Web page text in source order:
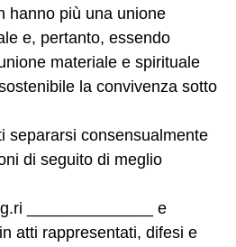
hanno più una unione
e, pertanto, essendo
materiale e spirituale
la convivenza sotto
separarsi consensualmente
di seguito di meglio
______________ e
atti rappresentati, difesi e